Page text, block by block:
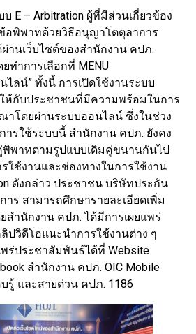
E – Arbitration ผู้ที่มีส่วนเกี่ยวข้อง
อพิพาทด้วยวิธีอนุญาโตตุลาการ
านเว็บไซต์ของสำนักงาน คปภ.
ยทำการเลือกที่ MENU
ลน์” ทั้งนี้ การเปิดใช้งานระบบ
ให้กับประชาชนที่มีความพร้อมในการ
าโดยผ่านระบบออนไลน์ ซึ่งในช่วง
ารใช้ระบบนี้ สำนักงาน คปภ. ยังคง
พิพาทตามรูปแบบเดิมคู่ขนานกันไป
ใช้งานและช่องทางในการใช้งาน
ดังกล่าว ประชาชน บริษัทประกัน
ร สามารถศึกษารายละเอียดเพิ่ม
สำนักงาน คปภ. ได้มีการเผยแพร่
ปวิดีโอแนะนำการใช้งานต่าง ๆ
พร่ประชาสัมพันธ์ได้ที่ Website
สำนักงาน คปภ. OIC Mobile
รู้ และสายด่วน คปภ. 1186